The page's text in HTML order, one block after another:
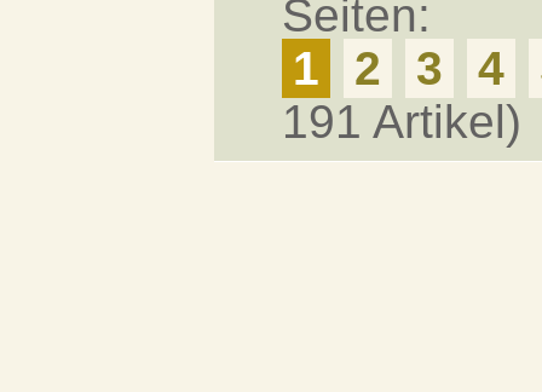
Seiten:
1
2 3 4
191 Artikel)